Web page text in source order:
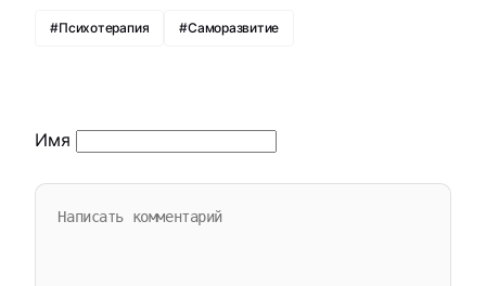
#Психотерапия #Саморазвитие
Имя